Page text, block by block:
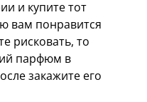
и купите тот
вам понравится
рисковать, то
парфюм в
закажите его